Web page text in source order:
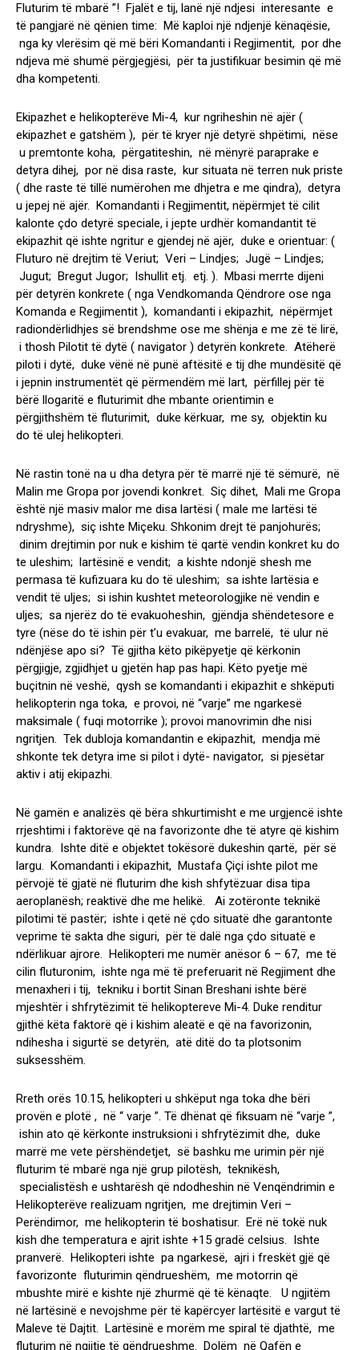
Fluturim të mbarë ”! Fjalët e tij, lanë një ndjesi interesante e
të pangjarë në qënien time: Më kaploi një ndjenjë kënaqësie,
nga ky vlerësim që më bëri Komandanti i Regjimentit, por dhe
ndjeva më shumë përgjegjësi, për ta justifikuar besimin që më
dha kompetenti.
Ekipazhet e helikopterëve Mi-4, kur ngriheshin në ajër (
ekipazhet e gatshëm ), për të kryer një detyrë shpëtimi, nëse
u premtonte koha, përgatiteshin, në mënyrë paraprake e
detyra dihej, por në disa raste, kur situata në terren nuk priste
( dhe raste të tillë numërohen me dhjetra e me qindra), detyra
u jepej në ajër. Komandanti i Regjimentit, nëpërmjet të cilit
kalonte çdo detyrë speciale, i jepte urdhër komandantit të
ekipazhit që ishte ngritur e gjendej në ajër, duke e orientuar: (
Fluturo në drejtim të Veriut; Veri – Lindjes; Jugë – Lindjes;
Jugut; Bregut Jugor; Ishullit etj. etj. ). Mbasi merrte dijeni
për detyrën konkrete ( nga Vendkomanda Qëndrore ose nga
Komanda e Regjimentit ), komandanti i ekipazhit, nëpërmjet
radiondërlidhjes së brendshme ose me shënja e me zë të lirë,
i thosh Pilotit të dytë ( navigator ) detyrën konkrete. Atëherë
piloti i dytë, duke vënë në punë aftësitë e tij dhe mundësitë që
i jepnin instrumentët që përmendëm më lart, përfillej për të
bërë llogaritë e fluturimit dhe mbante orientimin e
përgjithshëm të fluturimit, duke kërkuar, me sy, objektin ku
do të ulej helikopteri.
Në rastin tonë na u dha detyra për të marrë një të sëmurë, në
Malin me Gropa por jovendi konkret. Siç dihet, Mali me Gropa
është një masiv malor me disa lartësi ( male me lartësi të
ndryshme), siç ishte Miçeku. Shkonim drejt të panjohurës;
dinim drejtimin por nuk e kishim të qartë vendin konkret ku do
te uleshim; lartësinë e vendit; a kishte ndonjë shesh me
permasa të kufizuara ku do të uleshim; sa ishte lartësia e
vendit të uljes; si ishin kushtet meteorologjike në vendin e
uljes; sa njerëz do të evakuoheshin, gjëndja shëndetesore e
tyre (nëse do të ishin për t’u evakuar, me barrelë, të ulur në
ndënjëse apo si? Të gjitha këto pikëpyetje që kërkonin
përgjigje, zgjidhjet u gjetën hap pas hapi. Këto pyetje më
buçitnin në veshë, qysh se komandanti i ekipazhit e shkëputi
helikopterin nga toka, e provoi, në “varje” me ngarkesë
maksimale ( fuqi motorrike ); provoi manovrimin dhe nisi
ngritjen. Tek dubloja komandantin e ekipazhit, mendja më
shkonte tek detyra ime si pilot i dytë- navigator, si pjesëtar
aktiv i atij ekipazhi.
Në gamën e analizës që bëra shkurtimisht e me urgjencë ishte
rrjeshtimi i faktorëve që na favorizonte dhe të atyre që kishim
kundra. Ishte ditë e objektet tokësorë dukeshin qartë, për së
largu. Komandanti i ekipazhit, Mustafa Çiçi ishte pilot me
përvojë të gjatë në fluturim dhe kish shfytëzuar disa tipa
aeroplanësh; reaktivë dhe me helikë. Ai zotëronte teknikë
pilotimi të pastër; ishte i qetë në çdo situatë dhe garantonte
veprime të sakta dhe siguri, për të dalë nga çdo situatë e
ndërlikuar ajrore. Helikopteri me numër anësor 6 – 67, me të
cilin fluturonim, ishte nga më të preferuarit në Regjiment dhe
menaxheri i tij, tekniku i bortit Sinan Breshani ishte bërë
mjeshtër i shfrytëzimit të helikoptereve Mi-4. Duke renditur
gjithë këta faktorë që i kishim aleatë e që na favorizonin,
ndihesha i sigurtë se detyrën, atë ditë do ta plotsonim
suksesshëm.
Rreth orës 10.15, helikopteri u shkëput nga toka dhe bëri
provën e plotë , në “ varje ”. Të dhënat që fiksuam në “varje ”,
ishin ato që kërkonte instruksioni i shfrytëzimit dhe, duke
marrë me vete përshëndetjet, së bashku me urimin për një
fluturim të mbarë nga një grup pilotësh, teknikësh,
specialistësh e ushtarësh që ndodheshin në Venqëndrimin e
Helikopterëve realizuam ngritjen, me drejtimin Veri –
Perëndimor, me helikopterin të boshatisur. Erë në tokë nuk
kish dhe temperatura e ajrit ishte +15 gradë celsius. Ishte
pranverë. Helikopteri ishte pa ngarkesë, ajri i freskët gjë që
favorizonte fluturimin qëndrueshëm, me motorrin që
mbushte mirë e kishte një zhurmë që të kënaqte. U ngjitëm
në lartësinë e nevojshme për të kapërcyer lartësitë e vargut të
Maleve të Dajtit. Lartësinë e morëm me spiral të djathtë, me
fluturim në ngjitje të qëndrueshme. Dolëm në Qafën e